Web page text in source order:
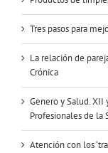
Tres pasos para
La relación de
Crónica
Genero y Salud. XII
Profesionales de la
Atención con los